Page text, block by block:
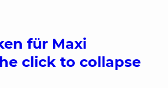
für Maxi
click to collapse